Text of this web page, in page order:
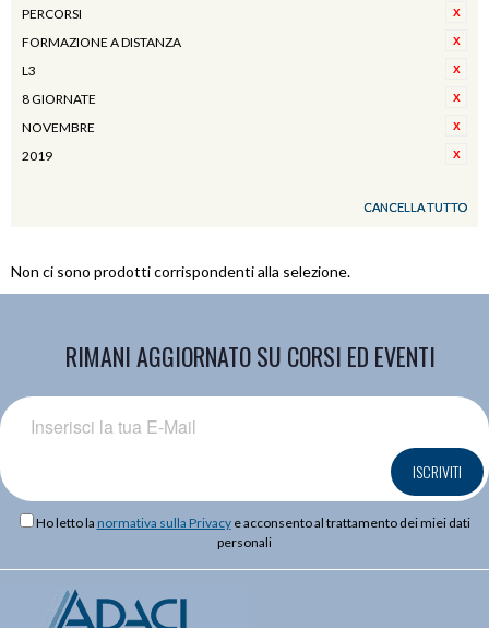
PERCORSI
FORMAZIONE A DISTANZA
L3
8 GIORNATE
NOVEMBRE
2019
CANCELLA TUTTO
Non ci sono prodotti corrispondenti alla selezione.
RIMANI AGGIORNATO SU CORSI ED EVENTI
ISCRIVITI
Ho letto la normativa sulla Privacye acconsento al trattamento dei miei dati
personali